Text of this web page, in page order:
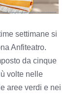
settimane si
Anfiteatro.
da cinque
volte nelle
aree verdi e nei